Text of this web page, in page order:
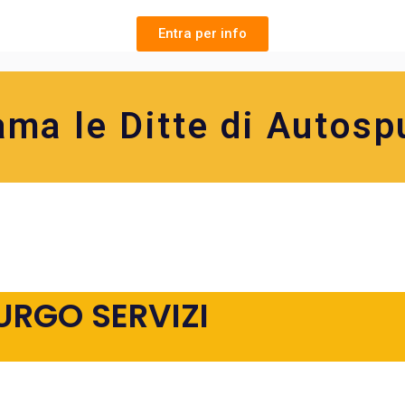
Entra per info
le Ditte di
SERVIZI